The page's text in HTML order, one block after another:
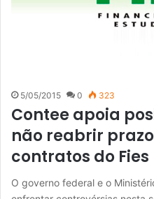
5/05/2015 0 323
Contee apoia
não reabrir
contratos do Fies
O governo federal e o